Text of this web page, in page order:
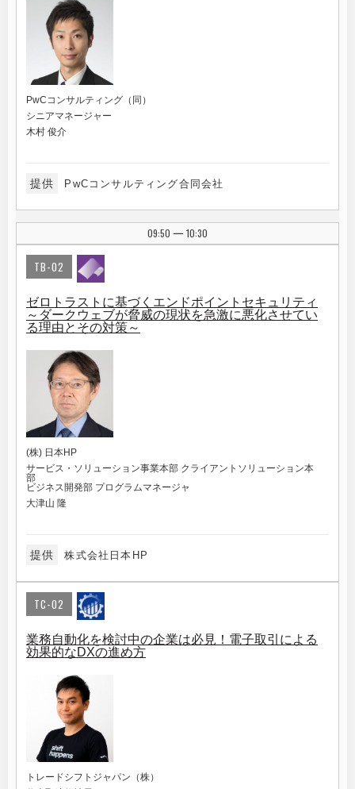
PwCコンサルティング（同）
シニアマネージャー
木村 俊介
提供 PwCコンサルティング合同会社
09:50 | 10:30
TB-02
ゼロトラストに基づくエンドポイントセキュリティ
～ダークウェブが脅威の現状を急激に悪化させてい
る理由とその対策～
(株) 日本HP
サービス・ソリューション事業本部 クライアントソリューション本
部
ビジネス開発部 プログラムマネージャ
大津山 隆
提供 株式会社日本HP
TC-02
業務自動化を検討中の企業は必見！電子取引による
効果的なDXの進め方
トレードシフトジャパン（株）